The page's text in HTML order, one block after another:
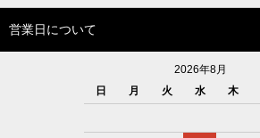
営業日について
2026年8月
日
月 火 水 木